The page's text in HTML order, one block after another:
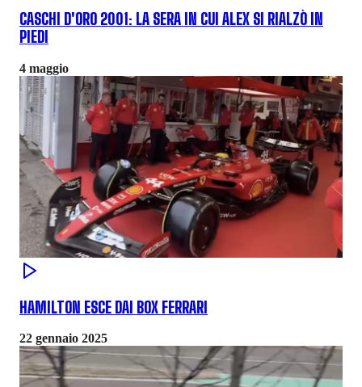
CASCHI D'ORO 2001: LA SERA IN CUI ALEX SI RIALZÒ IN
PIEDI
4 maggio
HAMILTON ESCE DAI BOX FERRARI
22 gennaio 2025